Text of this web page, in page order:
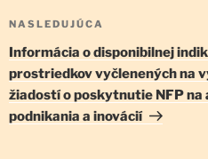
Ďalší
článok
NASLEDUJÚCA
Informácia o disponibilnej
prostriedkov vyčlenených na
žiadostí o poskytnutie NFP na
podnikania a inovácií